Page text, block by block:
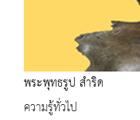
พระพุทธรูป สำริด
ความรู้ทั่วไป